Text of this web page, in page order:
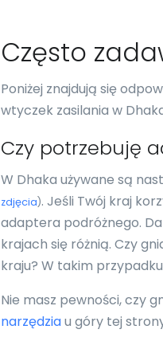
Często
Poniżej znajdują się
wtyczek zasilania w
Czy potrzebuję
W Dhaka używane są
zdjęcia). Jeśli Twój kraj
adaptera podróżnego.
krajach się różnią. Czy
kraju? W takim
Nie masz pewności, czy
narzędziau góry tej